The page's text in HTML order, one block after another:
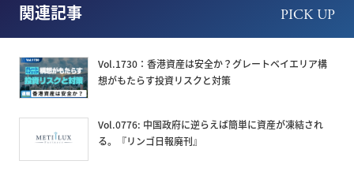
関連記事 PICK UP
Vol.1730：香港資産は安全か？グレートベイエリア構
想がもたらす投資リスクと対策
Vol.0776: 中国政府に逆らえば簡単に資産が凍結され
る。『リンゴ日報廃刊』